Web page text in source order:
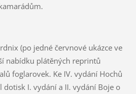
(po jedné červnové ukázce ve
nabídku plátěných reprintů
foglarovek. Ke IV. vydání Hochů
I. vydání a II. vydání Boje o